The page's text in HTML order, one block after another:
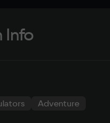
Info
Adventure